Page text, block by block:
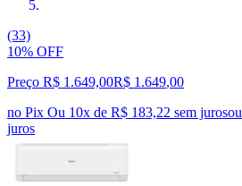
(33)
10% OFF
Preço R$ 1.649,00R$ 1.649,00
no Pix Ou 10x de R$ 183,22 sem jurosou
juros